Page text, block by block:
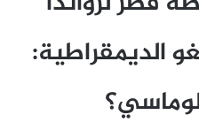
الديمقراطية: